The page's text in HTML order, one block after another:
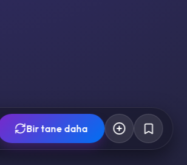
Bir tane daha